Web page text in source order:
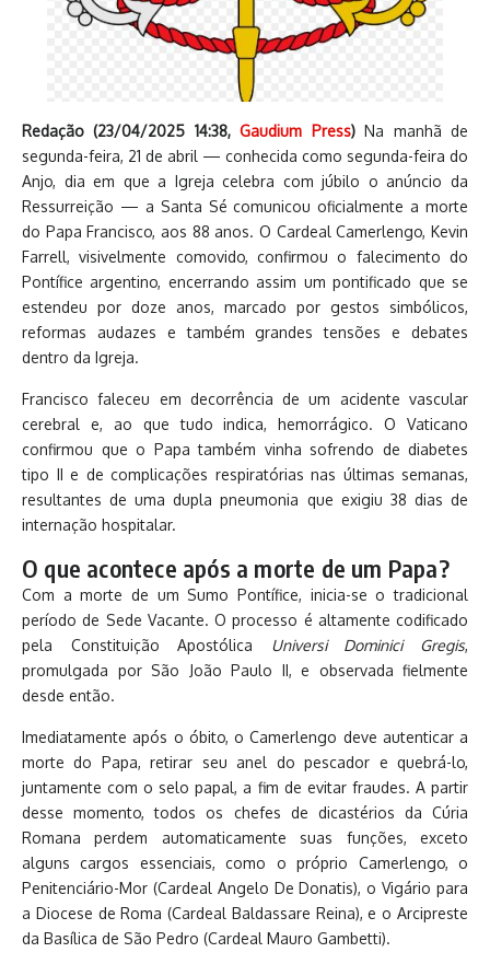
Redação (23/04/2025 14:38,Gaudium Press)Na manhã de
segunda-feira, 21 de abril — conhecida como segunda-feira do
Anjo, dia em que a Igreja celebra com júbilo o anúncio da
Ressurreição — a Santa Sé comunicou oficialmente a morte
do Papa Francisco, aos 88 anos. O Cardeal Camerlengo, Kevin
Farrell, visivelmente comovido, confirmou o falecimento do
Pontífice argentino, encerrando assim um pontificado que se
estendeu por doze anos, marcado por gestos simbólicos,
reformas audazes e também grandes tensões e debates
dentro da Igreja.
Francisco faleceu em decorrência de um acidente vascular
cerebral e, ao que tudo indica, hemorrágico. O Vaticano
confirmou que o Papa também vinha sofrendo de diabetes
tipo II e de complicações respiratórias nas últimas semanas,
resultantes de uma dupla pneumonia que exigiu 38 dias de
internação hospitalar.
O que acontece após a morte de um Papa?
Com a morte de um Sumo Pontífice, inicia-se o tradicional
período de Sede Vacante. O processo é altamente codificado
pela Constituição Apostólica Universi Dominici Gregis,
promulgada por São João Paulo II, e observada fielmente
desde então.
Imediatamente após o óbito, o Camerlengo deve autenticar a
morte do Papa, retirar seu anel do pescador e quebrá-lo,
juntamente com o selo papal, a fim de evitar fraudes. A partir
desse momento, todos os chefes de dicastérios da Cúria
Romana perdem automaticamente suas funções, exceto
alguns cargos essenciais, como o próprio Camerlengo, o
Penitenciário-Mor (Cardeal Angelo De Donatis), o Vigário para
a Diocese de Roma (Cardeal Baldassare Reina), e o Arcipreste
da Basílica de São Pedro (Cardeal Mauro Gambetti).